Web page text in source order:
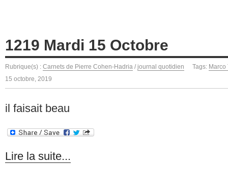
1219 Mardi 15 Octobre
Rubrique(s) : Carnets de Pierre Cohen-Hadria / journal quotidien Tags:
15 octobre, 2019
il faisait beau
Lire la suite...